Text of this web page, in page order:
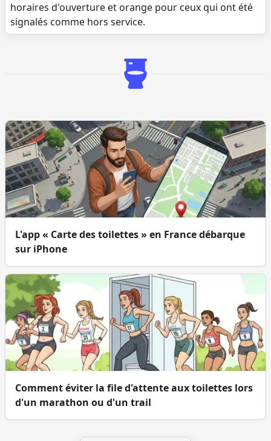
horaires d'ouverture et orange pour ceux qui ont été
signalés comme hors service.
L'app « Carte des toilettes » en France débarque
sur iPhone
Comment éviter la file d'attente aux toilettes lors
d'un marathon ou d'un trail